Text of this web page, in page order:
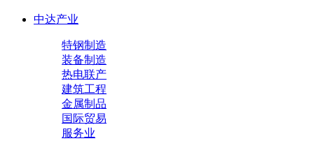
中达产业
特钢制造
装备制造
热电联产
建筑工程
金属制品
国际贸易
服务业